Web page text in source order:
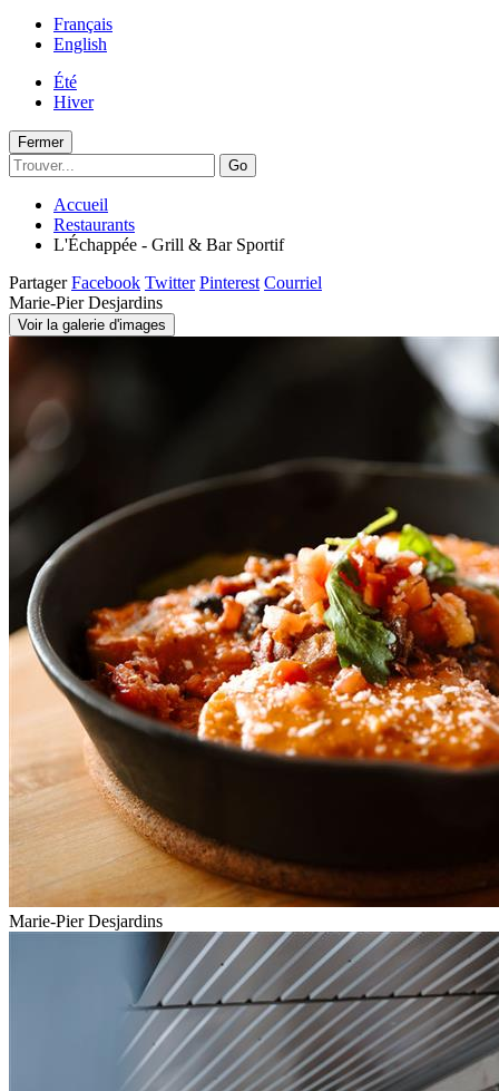
Français
English
Été
Hiver
Fermer
Go
Accueil
Restaurants
L'Échappée - Grill & Bar Sportif
Partager Facebook Twitter Pinterest Courriel
Marie-Pier Desjardins
Voir la galerie d'images
Marie-Pier Desjardins